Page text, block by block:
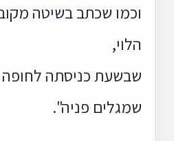
וכמו שכתב בשיטה
הלוי,
שבשעת כניסתה לחופה
שמגלים פניה".